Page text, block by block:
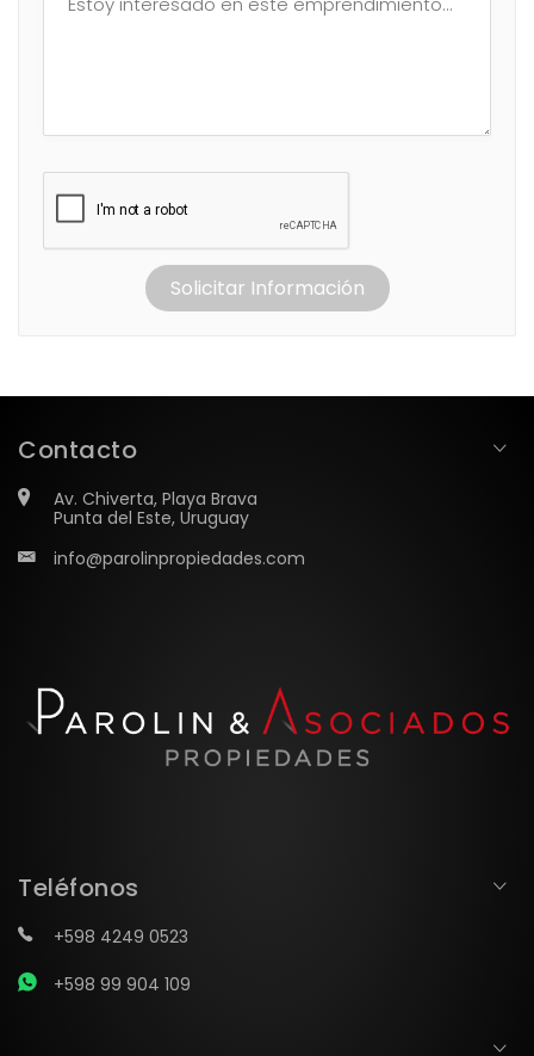
Solicitar Información
Contacto
Av. Chiverta, Playa Brava
Punta del Este, Uruguay
info@parolinpropiedades.com
Teléfonos
+598 4249 0523
+598 99 904 109